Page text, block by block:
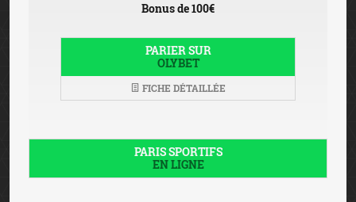
Bonus de 100€
PARIER SUR
OLYBET
FICHE DÉTAILLÉE
PARIS SPORTIFS
EN LIGNE